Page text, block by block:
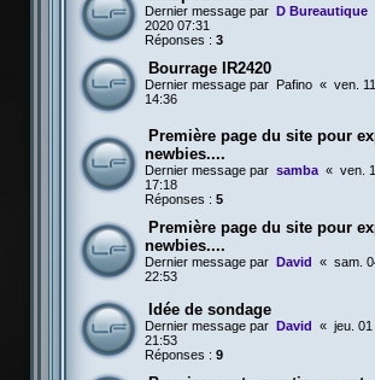
Dernier message par D Bureautique
2020 07:31
Réponses : 3
Bourrage IR2420
Dernier message par Pafino « ven.
14:36
Première page du site pour
newbies....
Dernier message par samba « ven.
17:18
Réponses : 5
Première page du site pour
newbies....
Dernier message par David « sam.
22:53
Idée de sondage
Dernier message par David « jeu.
21:53
Réponses : 9